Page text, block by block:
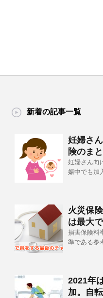
新着の記事一覧
妊婦さ
険のま
妊婦さん向
娠中でも加
火災保
は最大
損害保険料
準である参
2021年
加。自